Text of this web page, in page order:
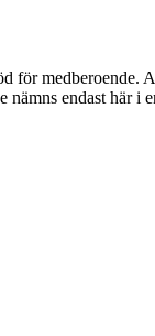
medberoende.
endast här i